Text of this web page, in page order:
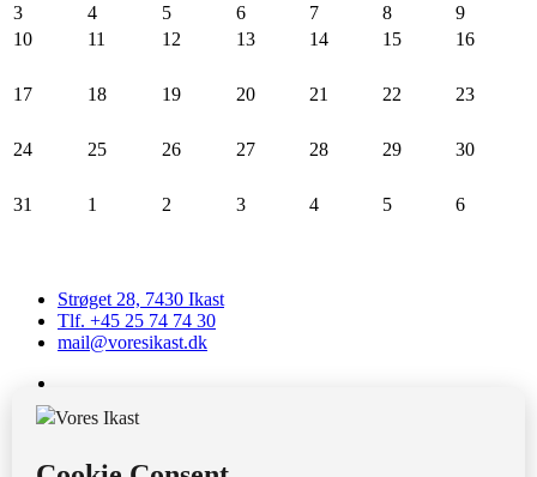
3
4 5 6 7 8
9
10
11 12 13 14 15 16
17 18 19 20 21 22 23
24 25 26 27 28 29 30
31 1 2 3 4 5 6
Strøget 28, 7430 Ikast
Tlf. +45 25 74 74 30
mail@voresikast.dk
CVR: 28032854